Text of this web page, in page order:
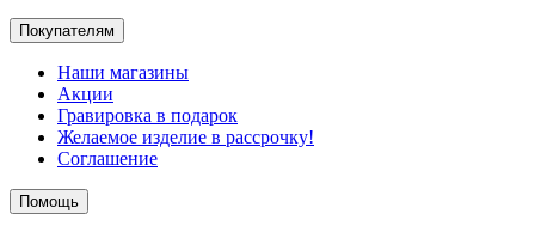
Покупателям
Наши магазины
Акции
Гравировка в подарок
Желаемое изделие в рассрочку!
Соглашение
Помощь